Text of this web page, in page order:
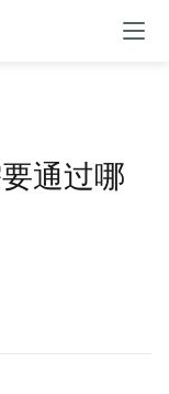
通过哪